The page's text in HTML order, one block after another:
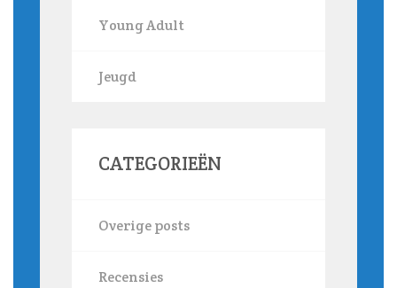
Young Adult
Jeugd
CATEGORIEËN
Overige posts
Recensies